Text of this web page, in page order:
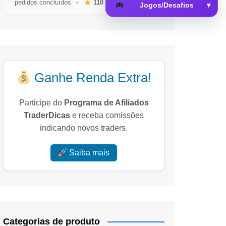
Memória
pedidos concluídos • 110avaliações reais
Ganhe Renda Extra!
Participe do Programa de Afiliados
TraderDicas e receba comissões
indicando novos traders.
Saiba mais
Categorias de produto
Jogos/Desafios ▾